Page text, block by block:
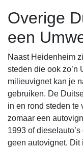
Overige
een
Naast Heidenheim
steden die ook zo’n
milieuvignet kan je
gebruiken. De
in en rond steden te
zomaar een
1993 of
geen autovignet. Dit